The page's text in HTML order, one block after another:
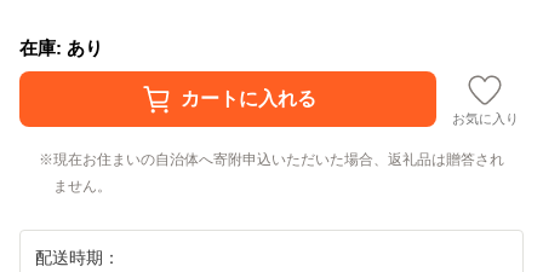
在庫: あり
お気に入り
現在お住まいの自治体へ寄附申込いただいた場合、返礼品は贈答され
ません。
配送時期：